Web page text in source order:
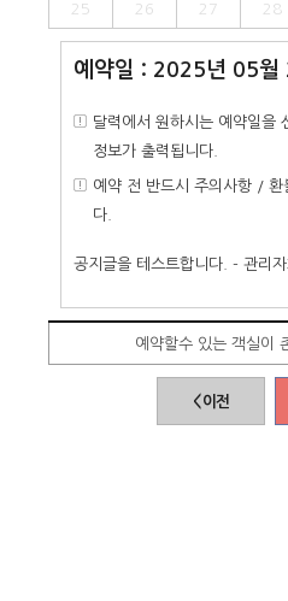
25 26 27 28
예약일 : 2025년 05월
달력에서 원하시는 예약일을
정보가 출력됩니다.
예약 전 반드시 주의사항 / 환
다.
공지글을 테스트합니다. - 관리
예약할수 있는 객실이
< 이전